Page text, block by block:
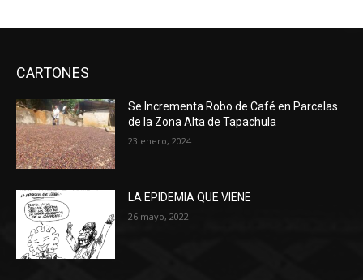
CARTONES
Se Incrementa Robo de Café en Parcelas
de la Zona Alta de Tapachula
23 enero, 2024
LA EPIDEMIA QUE VIENE
26 mayo, 2022